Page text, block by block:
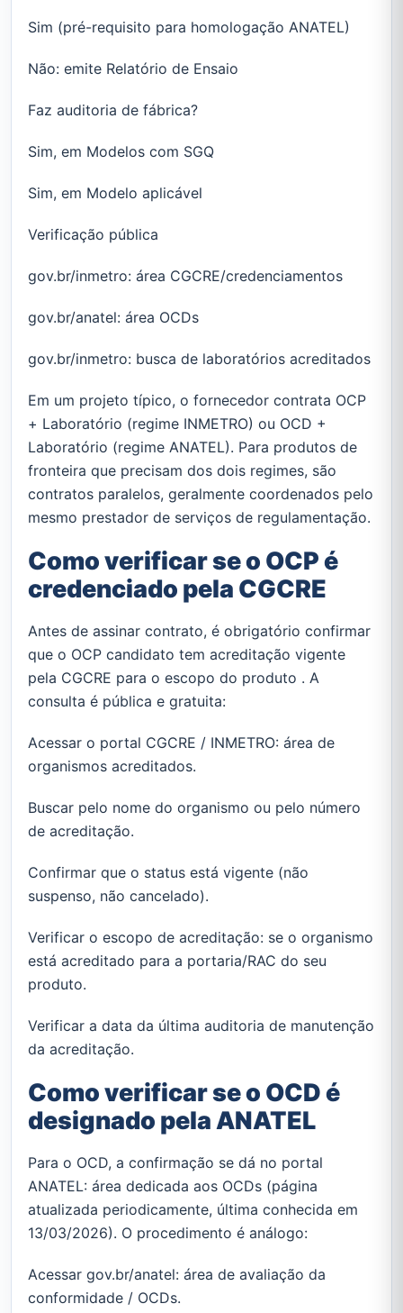
Sim (pré-requisito para homologação ANATEL)
Não: emite Relatório de Ensaio
Faz auditoria de fábrica?
Sim, em Modelos com SGQ
Sim, em Modelo aplicável
Verificação pública
gov.br/inmetro: área CGCRE/credenciamentos
gov.br/anatel: área OCDs
gov.br/inmetro: busca de laboratórios acreditados
Em um projeto típico, o fornecedor contrata OCP
+ Laboratório (regime INMETRO) ou OCD +
Laboratório (regime ANATEL). Para produtos de
fronteira que precisam dos dois regimes, são
contratos paralelos, geralmente coordenados pelo
mesmo prestador de serviços de regulamentação.
Como verificar se o OCP é
credenciado pela CGCRE
Antes de assinar contrato, é obrigatório confirmar
que o OCP candidato tem acreditação vigente
pela CGCRE para o escopo do produto . A
consulta é pública e gratuita:
Acessar o portal CGCRE / INMETRO: área de
organismos acreditados.
Buscar pelo nome do organismo ou pelo número
de acreditação.
Confirmar que o status está vigente (não
suspenso, não cancelado).
Verificar o escopo de acreditação: se o organismo
está acreditado para a portaria/RAC do seu
produto.
Verificar a data da última auditoria de manutenção
da acreditação.
Como verificar se o OCD é
designado pela ANATEL
Para o OCD, a confirmação se dá no portal
ANATEL: área dedicada aos OCDs (página
atualizada periodicamente, última conhecida em
13/03/2026). O procedimento é análogo:
Acessar gov.br/anatel: área de avaliação da
conformidade / OCDs.